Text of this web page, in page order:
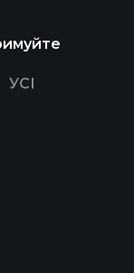
УСІ